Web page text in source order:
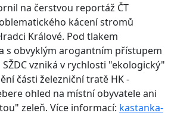
na čerstvou reportáž ČT
kácení stromů
Králové. Pod tlakem
s obvyklým arogantním přístupem
vzniká v rychlosti "ekologický"
části železniční tratě HK -
ohled na místní obyvatele ani
zeleň. Více informací: kastanka-